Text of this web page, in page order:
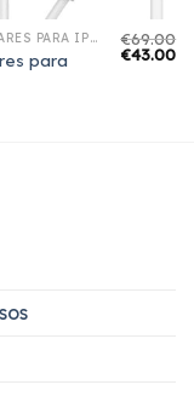
AURICULARES PARA IPHONE
para
€69.00
€43.00